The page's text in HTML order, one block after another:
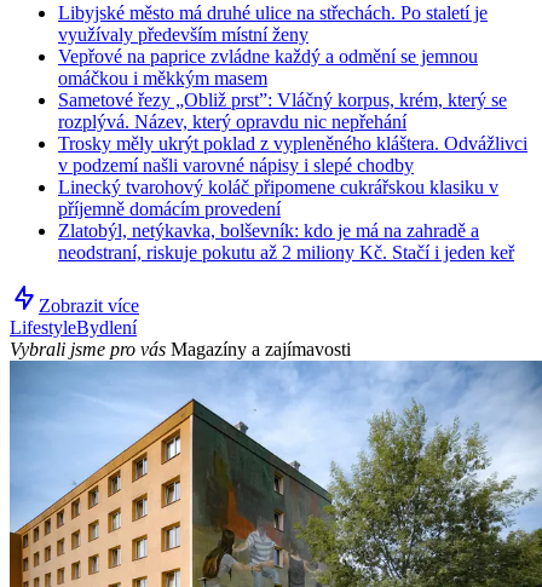
Libyjské město má druhé ulice na střechách. Po staletí je
využívaly především místní ženy
Vepřové na paprice zvládne každý a odmění se jemnou
omáčkou i měkkým masem
Sametové řezy „Obliž prst”: Vláčný korpus, krém, který se
rozplývá. Název, který opravdu nic nepřehání
Trosky měly ukrýt poklad z vypleněného kláštera. Odvážlivci
v podzemí našli varovné nápisy i slepé chodby
Linecký tvarohový koláč připomene cukrářskou klasiku v
příjemně domácím provedení
Zlatobýl, netýkavka, bolševník: kdo je má na zahradě a
neodstraní, riskuje pokutu až 2 miliony Kč. Stačí i jeden keř
Zobrazit více
LifestyleBydlení
Vybrali jsme pro vás Magazíny a zajímavosti